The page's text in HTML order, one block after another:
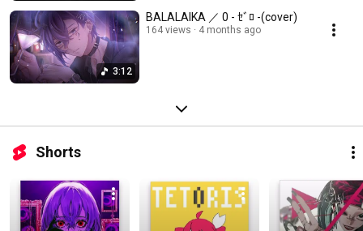
3:12
BALALAIKA ／ 0 - ｾﾞﾛ -(cover)
164 views 4 months ago
Shorts